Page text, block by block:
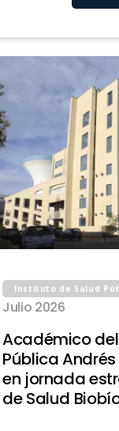
Instituto de Salud
Julio 2026
Académico
Pública
en jornada
de Salud